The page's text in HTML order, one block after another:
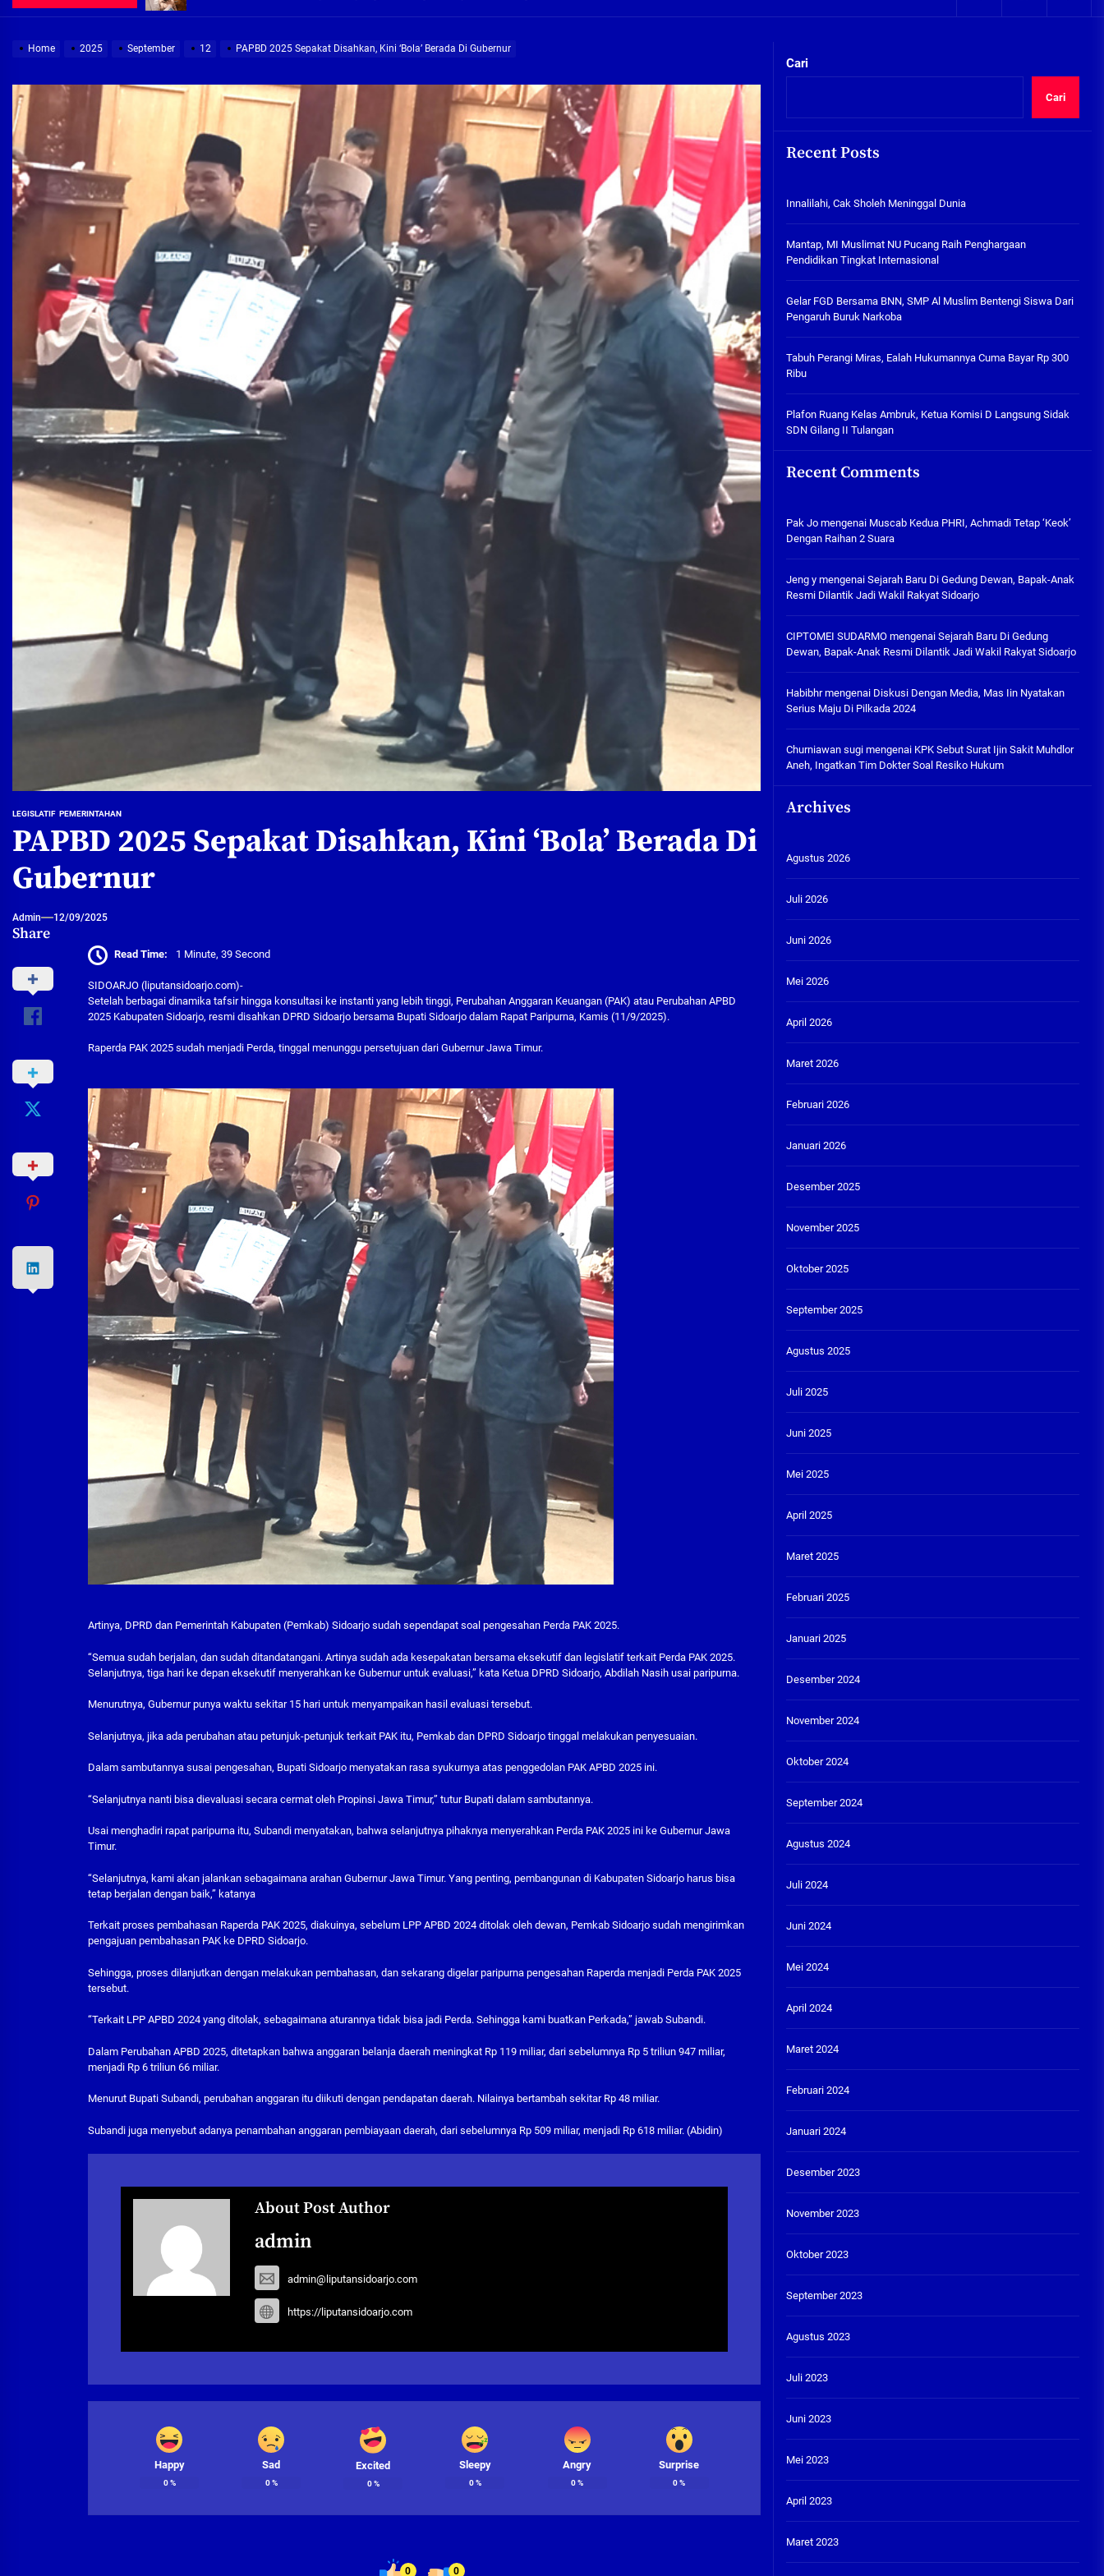
SDN Gilang II Tulangan
Mantap, MI Muslimat NU
Pucang Raih Penghargaan
Pendidikan Tingkat
Internasional
06/08/2026
Gelar FGD Bersama BNN, SMP Al
Muslim Bentengi Siswa Dari
05/08/2026
Hukumannya Cuma Bayar Rp
300 Ribu
Plafon Ruang Kelas Ambruk,
Ketua Komisi D Langsung Sidak
05/08/2026
Peduli Warga Miskin, Bupati Sidoarjo Masif Jalankan Program Rehab RTLH
Pembebasan Lahan Hampir Rampung, Pembangunan Fly over Gedangan Semakin Dekat
Terima aduan warga, Komisi A cari solusi masalah warga Seketi dan Urangagung
Demi Jajaran Direksi Delta Tirta Yang Profesional Dan Kapabel, Komisi B Dua Kali Panggil Pansel Dan Minta Ada Pakta Integritas
Home 2025 September 12 PAPBD 2025 Sepakat Disahkan, Kini ‘Bola’ Berada Di Gubernur
LEGISLATIF PEMERINTAHAN
PAPBD 2025 Sepakat Disahkan, Kini ‘Bola’ Berada Di
Gubernur
Admin 12/09/2025
Share
Read Time: 1 Minute, 39 Second
SIDOARJO (liputansidoarjo.com)-
Setelah berbagai dinamika tafsir hingga konsultasi ke instanti yang lebih tinggi, Perubahan Anggaran Keuangan (PAK) atau Perubahan APBD
2025 Kabupaten Sidoarjo, resmi disahkan DPRD Sidoarjo bersama Bupati Sidoarjo dalam Rapat Paripurna, Kamis (11/9/2025).
Raperda PAK 2025 sudah menjadi Perda, tinggal menunggu persetujuan dari Gubernur Jawa Timur.
Artinya, DPRD dan Pemerintah Kabupaten (Pemkab) Sidoarjo sudah sependapat soal pengesahan Perda PAK 2025.
“Semua sudah berjalan, dan sudah ditandatangani. Artinya sudah ada kesepakatan bersama eksekutif dan legislatif terkait Perda PAK 2025.
Selanjutnya, tiga hari ke depan eksekutif menyerahkan ke Gubernur untuk evaluasi,” kata Ketua DPRD Sidoarjo, Abdilah Nasih usai paripurna.
Menurutnya, Gubernur punya waktu sekitar 15 hari untuk menyampaikan hasil evaluasi tersebut.
Selanjutnya, jika ada perubahan atau petunjuk-petunjuk terkait PAK itu, Pemkab dan DPRD Sidoarjo tinggal melakukan penyesuaian.
Dalam sambutannya susai pengesahan, Bupati Sidoarjo menyatakan rasa syukurnya atas penggedolan PAK APBD 2025 ini.
“Selanjutnya nanti bisa dievaluasi secara cermat oleh Propinsi Jawa Timur,” tutur Bupati dalam sambutannya.
Usai menghadiri rapat paripurna itu, Subandi menyatakan, bahwa selanjutnya pihaknya menyerahkan Perda PAK 2025 ini ke Gubernur Jawa
Timur.
“Selanjutnya, kami akan jalankan sebagaimana arahan Gubernur Jawa Timur. Yang penting, pembangunan di Kabupaten Sidoarjo harus bisa
tetap berjalan dengan baik,” katanya
Terkait proses pembahasan Raperda PAK 2025, diakuinya, sebelum LPP APBD 2024 ditolak oleh dewan, Pemkab Sidoarjo sudah mengirimkan
pengajuan pembahasan PAK ke DPRD Sidoarjo.
Sehingga, proses dilanjutkan dengan melakukan pembahasan, dan sekarang digelar paripurna pengesahan Raperda menjadi Perda PAK 2025
tersebut.
“Terkait LPP APBD 2024 yang ditolak, sebagaimana aturannya tidak bisa jadi Perda. Sehingga kami buatkan Perkada,” jawab Subandi.
Dalam Perubahan APBD 2025, ditetapkan bahwa anggaran belanja daerah meningkat Rp 119 miliar, dari sebelumnya Rp 5 triliun 947 miliar,
menjadi Rp 6 triliun 66 miliar.
Menurut Bupati Subandi, perubahan anggaran itu diikuti dengan pendapatan daerah. Nilainya bertambah sekitar Rp 48 miliar.
Subandi juga menyebut adanya penambahan anggaran pembiayaan daerah, dari sebelumnya Rp 509 miliar, menjadi Rp 618 miliar. (Abidin)
About Post Author
admin
admin@liputansidoarjo.com
https://liputansidoarjo.com
Happy
0%
Sad
0%
Excited
0%
Sleepy
0%
Angry
0%
Surprise
0%
0 0
Cari
Cari
Recent Posts
Innalilahi, Cak Sholeh Meninggal Dunia
Mantap, MI Muslimat NU Pucang Raih Penghargaan
Pendidikan Tingkat Internasional
Gelar FGD Bersama BNN, SMP Al Muslim Bentengi Siswa Dari
Pengaruh Buruk Narkoba
Tabuh Perangi Miras, Ealah Hukumannya Cuma Bayar Rp 300
Ribu
Plafon Ruang Kelas Ambruk, Ketua Komisi D Langsung Sidak
SDN Gilang II Tulangan
Recent Comments
Pak Jomengenai Muscab Kedua PHRI, Achmadi Tetap ‘Keok’
Dengan Raihan 2 Suara
Jeng ymengenai Sejarah Baru Di Gedung Dewan, Bapak-Anak
Resmi Dilantik Jadi Wakil Rakyat Sidoarjo
CIPTOMEI SUDARMOmengenai Sejarah Baru Di Gedung
Dewan, Bapak-Anak Resmi Dilantik Jadi Wakil Rakyat Sidoarjo
Habibhrmengenai Diskusi Dengan Media, Mas Iin Nyatakan
Serius Maju Di Pilkada 2024
Churniawan sugimengenai KPK Sebut Surat Ijin Sakit Muhdlor
Aneh, Ingatkan Tim Dokter Soal Resiko Hukum
Archives
Agustus 2026
Juli 2026
Juni 2026
Mei 2026
April 2026
Maret 2026
Februari 2026
Januari 2026
Desember 2025
November 2025
Oktober 2025
September 2025
Agustus 2025
Juli 2025
Juni 2025
Mei 2025
April 2025
Maret 2025
Februari 2025
Januari 2025
Desember 2024
November 2024
Oktober 2024
September 2024
Agustus 2024
Juli 2024
Juni 2024
Mei 2024
April 2024
Maret 2024
Februari 2024
Januari 2024
Desember 2023
November 2023
Oktober 2023
September 2023
Agustus 2023
Juli 2023
Juni 2023
Mei 2023
April 2023
Maret 2023